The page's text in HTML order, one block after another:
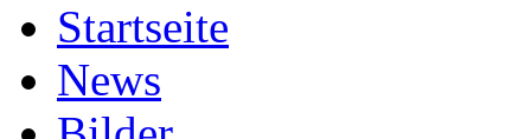
Startseite
News